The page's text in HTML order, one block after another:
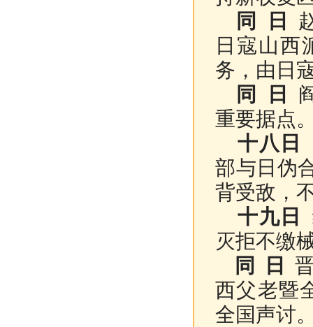
同 日
日寇山西
务，由日
同 日
重要据点
十八日
部与日伪
背受敌，
十九日
灭拒不缴
同 日
西父老暨
全国声讨